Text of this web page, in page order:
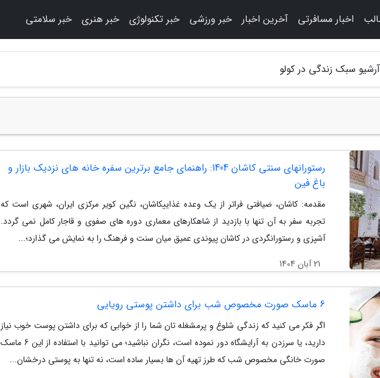
آرشیو سبک زندگی در کولو
رستورانهای سنتی کاشان 1404: راهنمای جامع برترین سفره خانه های نزدیک بازار و
باغ فین
مقدمه: کاشان، ضیافتی فراتر از یک وعده غذاییکاشان، نگین کویر مرکزی ایران، شهری است که
تجربه سفر به آن تنها با بازدید از شاهکارهای معماری دوره های صفوی و قاجار کامل نمی گردد.
آشپزی و رستورانگردی در کاشان پیوندی عمیق میان سنت و فرهنگ را به نمایش می گذارد؛...
21 آبان 1404
6 ماسک صورت مخصوص شب برای داشتن پوستی رویایی
اگر فکر می کنید که زندگی شلوغ و پرمشغله تان شما را از خوابی که برای داشتن پوست خوب نیاز
دارید، یا سرزدن به آرایشگاه دور نموده است، نگران نباشید؛ می توانید با استفاده از این 6 ماسک
صورت خانگی مخصوص شب که طرز تهیه آن ها بسیار ساده است، نه تنها به پوستی درخشان...
اخبار مسافرتی آخرین اخبار خبر ورزشی خبر تکنولوژی خبر هنری خبر سلامتی